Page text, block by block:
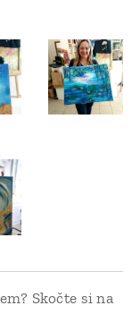
Skočte si na